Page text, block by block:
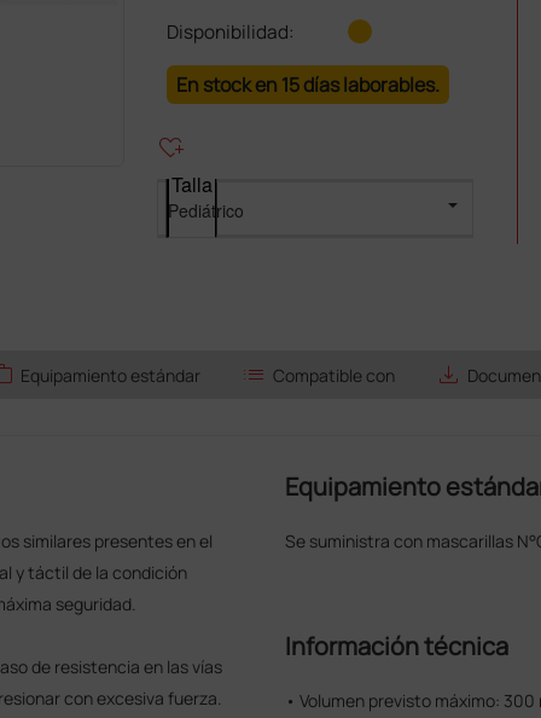
Disponibilidad:
En stock en 15 días laborables.
heart_plus
Talla
Equipamiento estándar list Compatible con save_alt
similares presentes en el
y táctil de la condición
seguridad.
de resistencia en las vías
con excesiva fuerza.
Equipamiento
Se suministra con mascarillas
Información técnica
• Volumen previsto máximo: 300